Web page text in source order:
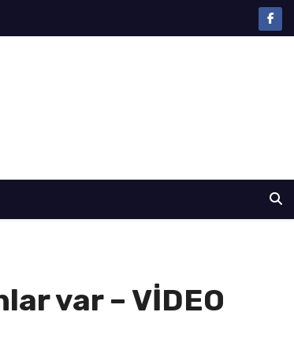
var – VİDEO